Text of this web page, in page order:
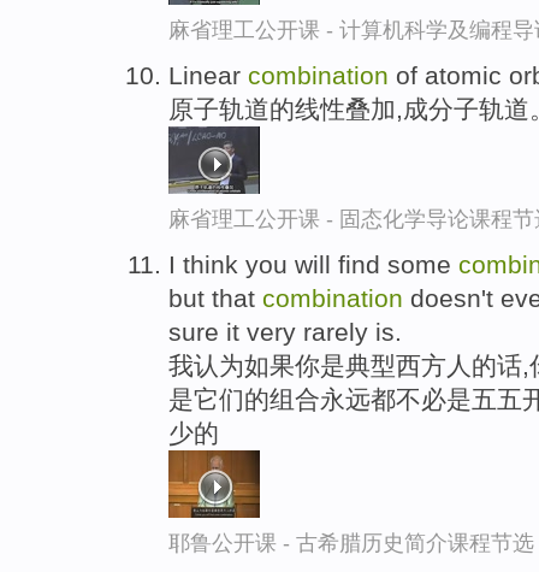
麻省理工公开课 - 计算机科学及编程
Linear combination of atomic
原子轨道的线性叠加,成分子轨道
麻省理工公开课 - 固态化学导论课程节
I think you will find some
but that combination doesn't
sure it very rarely is.
我认为如果你是典型西方人的话
是它们的组合永远都不必是五五
少的
耶鲁公开课 - 古希腊历史简介课程节选